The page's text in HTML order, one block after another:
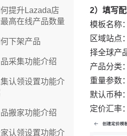
提升Lazada店
高在线产品数量
下架产品
采集功能介绍
认领设置功能介
搬家功能介绍
认领设置功能介